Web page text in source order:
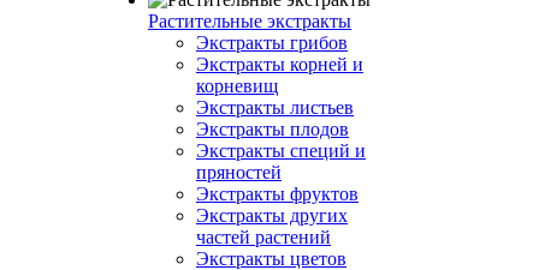
Растительные экстракты
Экстракты грибов
Экстракты корней и
корневищ
Экстракты листьев
Экстракты плодов
Экстракты специй и
пряностей
Экстракты фруктов
Экстракты других
частей растений
Экстракты цветов